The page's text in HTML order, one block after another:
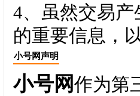
4、虽然交易
的重要信息，
小号网声明
小号网作为第